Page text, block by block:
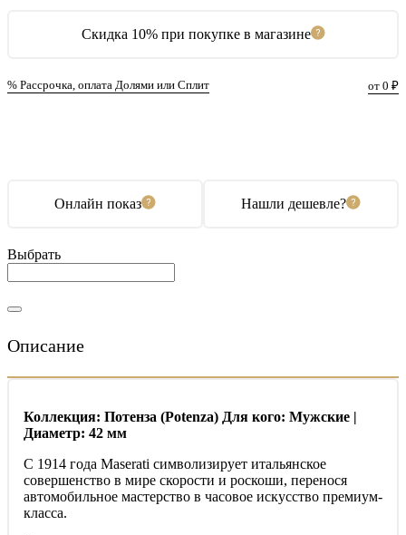
Скидка 10% при покупке в магазине
% Рассрочка, оплата Долями или Сплит от 0 ₽
Онлайн показ Нашли дешевле?
Выбрать
Описание
Коллекция: Потенза (Potenza) Для кого: Мужские |
Диаметр: 42 мм
С 1914 года Maserati символизирует итальянское
совершенство в мире скорости и роскоши, перенося
автомобильное мастерство в часовое искусство премиум-
класса.